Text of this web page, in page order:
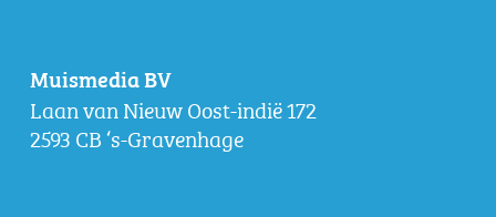
Muismedia BV
Laan van Nieuw Oost-indië 172
2593 CB ‘s-Gravenhage